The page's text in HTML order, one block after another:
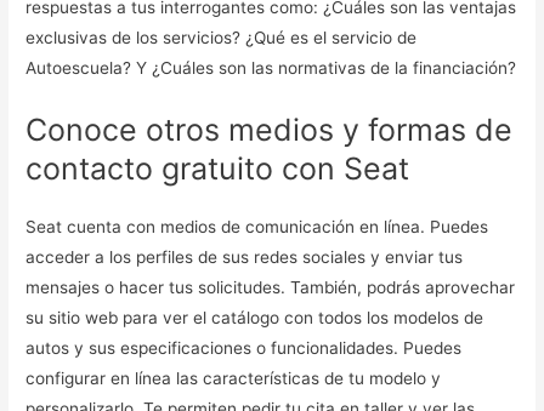
respuestas a tus interrogantes como: ¿Cuáles son las ventajas
exclusivas de los servicios? ¿Qué es el servicio de
Autoescuela? Y ¿Cuáles son las normativas de la financiación?
Conoce otros medios y formas de
contacto gratuito con Seat
Seat cuenta con medios de comunicación en línea. Puedes
acceder a los perfiles de sus redes sociales y enviar tus
mensajes o hacer tus solicitudes. También, podrás aprovechar
su sitio web para ver el catálogo con todos los modelos de
autos y sus especificaciones o funcionalidades. Puedes
configurar en línea las características de tu modelo y